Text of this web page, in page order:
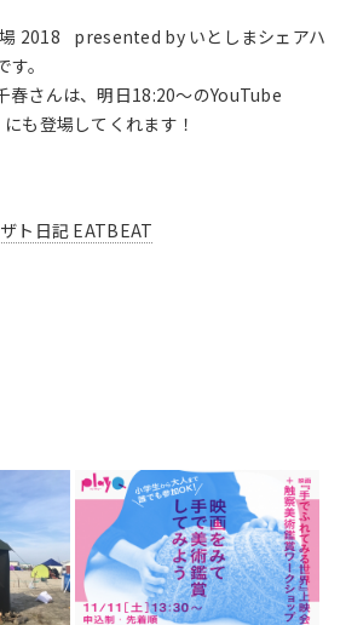
場 2018 presented by いとしまシェアハ
。
春さんは、明日18:20〜のYouTube
も登場してくれます！
ト日記 EATBEAT